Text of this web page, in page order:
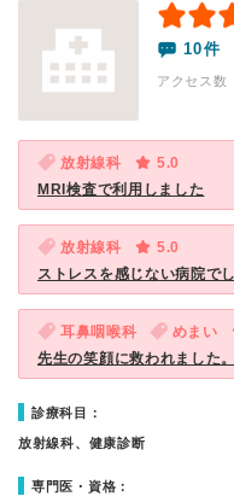
10件
アクセス
放射線科
5.0
MRI検査で利用しました
放射線科
5.0
ストレスを感じない病院でし
耳鼻咽喉科 めまい
先生の笑顔に救われました。
診療科目：
放射線科、健康診断
専門医・資格：